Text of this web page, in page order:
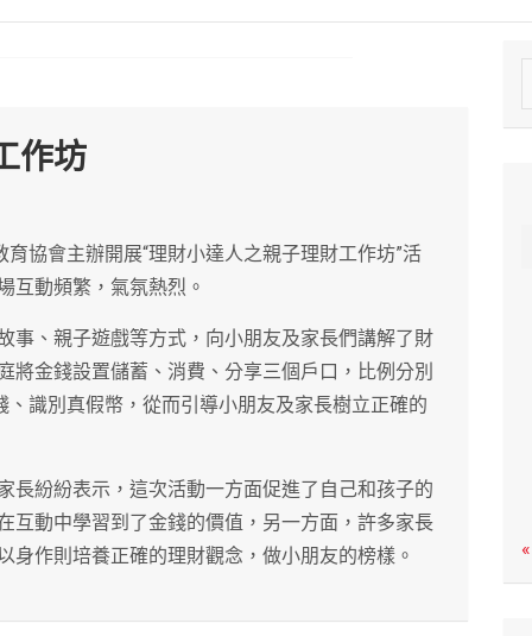
作坊
協會主辦開展“理財小達人之親子理財工作坊”活
互動頻繁，氣氛熱烈。
事、親子遊戲等方式，向小朋友及家長們講解了財
將金錢設置儲蓄、消費、分享三個戶口，比例分別
識別真假幣，從而引導小朋友及家長樹立正確的
長紛紛表示，這次活動一方面促進了自己和孩子的
互動中學習到了金錢的價值，另一方面，許多家長
身作則培養正確的理財觀念，做小朋友的榜樣。
e